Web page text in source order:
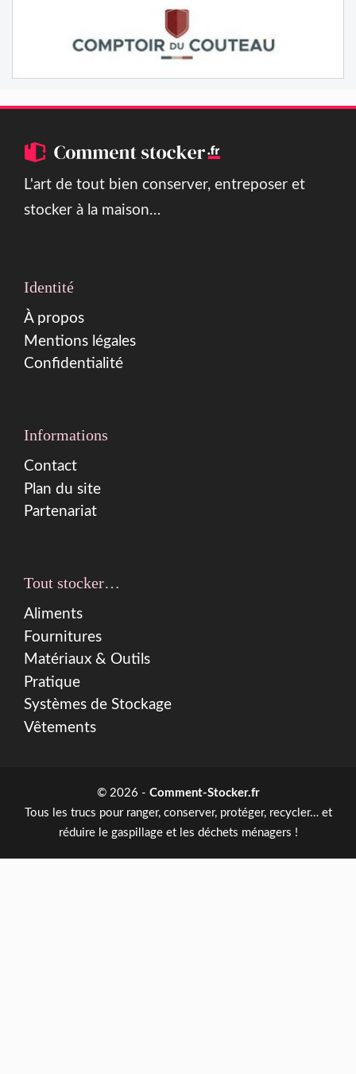
L'art de tout bien conserver, entreposer et
stocker à la maison…
Identité
À propos
Mentions légales
Confidentialité
Informations
Contact
Plan du site
Partenariat
Tout stocker…
Aliments
Fournitures
Matériaux & Outils
Pratique
Systèmes de Stockage
Vêtements
© 2026 - Comment-Stocker.fr
Tous les trucs pour ranger, conserver, protéger, recycler… et
réduire le gaspillage et les déchets ménagers !